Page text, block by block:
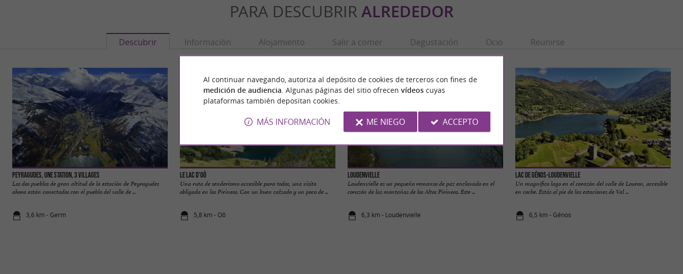
PARA DESCUBRIR ALREDEDOR
Descubrir Información Alojamiento Salir a comer Degustación Ocio Reunirse
Peyragudes, une station, 3 villages
Los dos pueblos de gran altitud de la estación de Peyragudes
ahora están conectados con el pueblo del valle de ...
3,6 km - Germ
Le Lac D'Oô
Una ruta de senderismo accesible para todos, una visita
obligada en los Pirineos. Con un buen calzado y un poco de ...
5,8 km - Oô
Loudenvielle
Loudenvielle es un pequeño remanso de paz enclavado en el
corazón de las montañas de los Altos Pirineos. Este ...
6,3 km - Loudenvielle
Lac de Génos-Loudenvielle
Un magnífico lago en el corazón del valle de Louron, accesible
en coche. Estás al pie de las estaciones de Val ...
6,5 km - Génos
Al continuar navegando, autoriza al depósito de cookies de terceros con fines de
medición de audiencia . Algunas páginas del sitio ofrecen vídeoscuyas
plataformas también depositan cookies.
MÁS INFORMACIÓN ME NIEGO ACCEPTO